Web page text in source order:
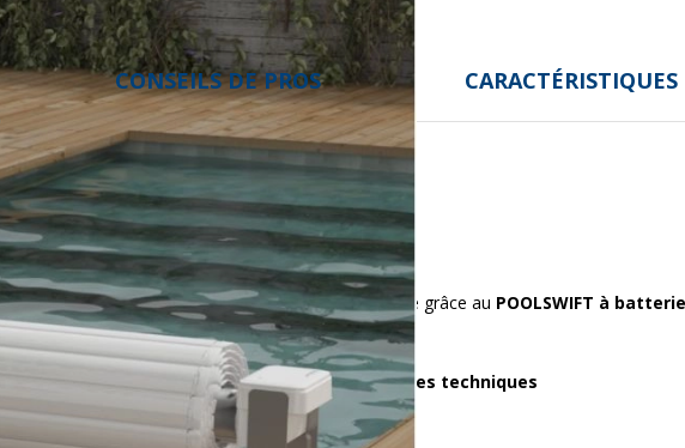
CONSEILS DE PROS CARACTÉRISTIQUES
transport
sans les contraintes de raccordement électrique grâce au POOLSWIFT à batterie
de votre eau.
Caractéristiques techniques
permettant environ 40 cycles (ouverture/fermeture)
(chargeur fourni)